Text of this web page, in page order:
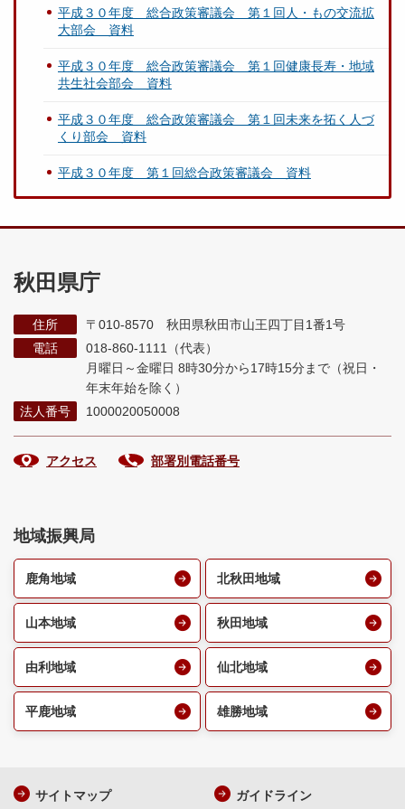
平成３０年度 総合政策審議会 第１回人・もの交流拡
大部会 資料
平成３０年度 総合政策審議会 第１回健康長寿・地域
共生社会部会 資料
平成３０年度 総合政策審議会 第１回未来を拓く人づ
くり部会 資料
平成３０年度 第１回総合政策審議会 資料
秋田県庁
住所
〒010-8570 秋田県秋田市山王四丁目1番1号
電話
018-860-1111（代表）
月曜日～金曜日 8時30分から17時15分まで （祝日・
年末年始を除く）
法人番号
1000020050008
アクセス 部署別電話番号
地域振興局
鹿角地域 北秋田地域
山本地域 秋田地域
由利地域 仙北地域
平鹿地域 雄勝地域
サイトマップ ガイドライン